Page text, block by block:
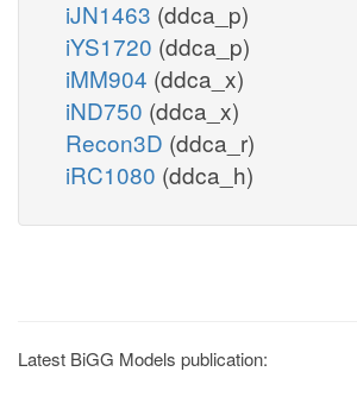
iJN1463 (ddca_p)
iYS1720 (ddca_p)
iMM904 (ddca_x)
iND750 (ddca_x)
Recon3D (ddca_r)
iRC1080 (ddca_h)
Latest BiGG Models publication: